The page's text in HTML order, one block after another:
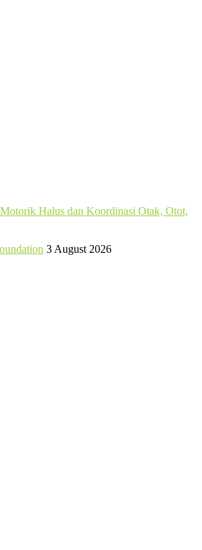
Halus dan Koordinasi Otak, Otot,
3 August 2026